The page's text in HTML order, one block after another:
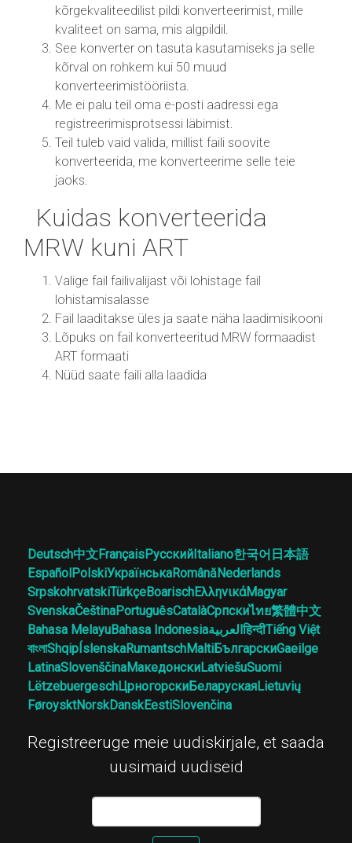
kõrgekvaliteedilist pildi konverteerimist, mille
kvaliteet on sama, mis algpildil.
See konverter on tasuta kasutamiseks ja selle
kõrval on rohkem kui 50 muud
konverteerimistööriista.
Me ei palu teil oma e-posti aadressi ega
registreerimisprotsessi läbimist.
Teil tuleb vaid valida, millist faili soovite
konverteerida, me konverteerime selle teie
jaoks.
Kuidas konverteerida
MRW kuni ART
Valige fail failivalijast või lohistage fail
lohistamisalasse
Fail laaditakse üles ja saate näha laadimisikooni
Lõpuks on fail konverteeritud MRW formaadist
ART formaati
Nüüd saate faili alla laadida
Deutsch中文FrançaisРусскийItaliano한국어 日本語
EspañolPolskiУкраїнськаRomânăNederlands
SrpskohrvatskiTürkçeBoarischΕλληνικάMagyar
SvenskaČeštinaPortuguêsCatalàСрпскиไทย繁體中文
Bahasa MelayuBahasa Indonesiaالعربيةहिन्दीTiếng Việt
বাংলাShqipÍslenskaRumantschMaltiБългарскиGaeilge
LatinaSlovenščinaМакедонскиLatviešuSuomi
LëtzebuergeschЦрногорскиБеларускаяLietuvių
FøroysktNorskDanskEestiSlovenčina
Registreeruge meie uudiskirjale, et saada
uusimaid uudiseid